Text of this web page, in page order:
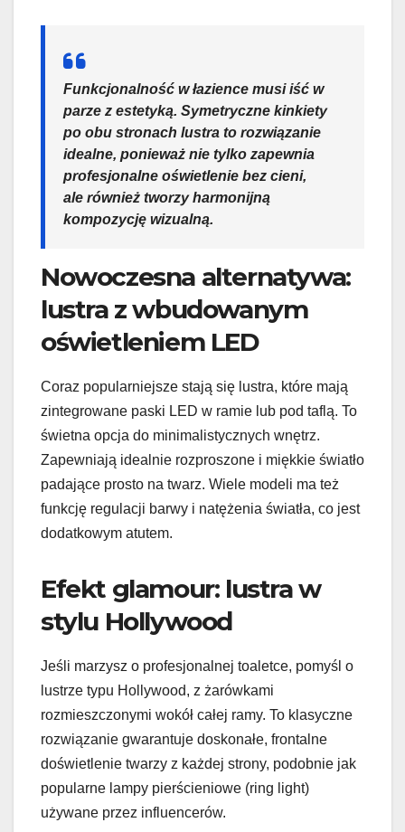
Funkcjonalność w łazience musi iść w
parze z estetyką. Symetryczne kinkiety
po obu stronach lustra to rozwiązanie
idealne, ponieważ nie tylko zapewnia
profesjonalne oświetlenie bez cieni,
ale również tworzy harmonijną
kompozycję wizualną.
Nowoczesna alternatywa:
lustra z wbudowanym
oświetleniem LED
Coraz popularniejsze stają się lustra, które mają
zintegrowane paski LED w ramie lub pod taflą. To
świetna opcja do minimalistycznych wnętrz.
Zapewniają idealnie rozproszone i miękkie światło
padające prosto na twarz. Wiele modeli ma też
funkcję regulacji barwy i natężenia światła, co jest
dodatkowym atutem.
Efekt glamour: lustra w
stylu Hollywood
Jeśli marzysz o profesjonalnej toaletce, pomyśl o
lustrze typu Hollywood, z żarówkami
rozmieszczonymi wokół całej ramy. To klasyczne
rozwiązanie gwarantuje doskonałe, frontalne
doświetlenie twarzy z każdej strony, podobnie jak
popularne lampy pierścieniowe (ring light)
używane przez influencerów.